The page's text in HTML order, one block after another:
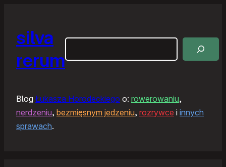
silva
rerum
Blog Łukasza Horodeckiego o: rowerowaniu,
nerdzeniu, bezmięsnym jedzeniu, rozrywce i innych
sprawach.